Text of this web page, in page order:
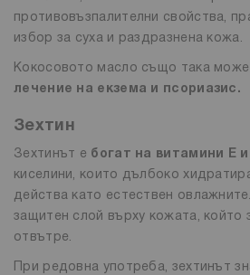
противовъзпалителни свойства,
избор за суха и раздразнена кожа.
Кокосовото масло също така може
лечение на екзема и псориазис.
Зехтин
Зехтинът е богат на витамини E и
киселини, които дълбоко
действа като естествен
защитен слой върху кожата, който
отвътре.
При редовна употреба, зехтинът